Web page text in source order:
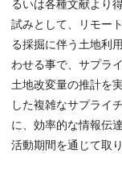
るいは各種文献より
試みとして、リモー
る採掘に伴う土地利
わせる事で、サプラ
土地改変量の推計を
した複雑なサプライ
に、効率的な情報伝
活動期間を通じて取り